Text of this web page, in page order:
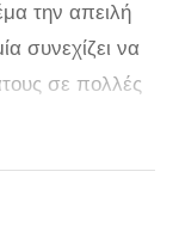
την απειλή
συνεχίζει να
σε πολλές
-που ο
επιλέγω